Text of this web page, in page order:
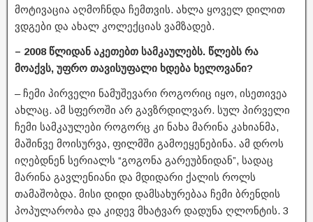
მოტივაცია აღმოჩნდა ჩემთვის. ახლა ყოველ დილით
ვდგები და ახალ კოლექციას ვამზადებ.
– 2008 წლიდან აკეთებთ სამკაულებს. წლებს რა
მოაქვს, უფრო თავისუფალი ხდება ხელოვანი?
– ჩემი პირველი ნამუშევარი როგორიც იყო, ისეთივეა
ახლაც. ამ სფეროში არ გავზრდილვარ. სულ პირველი
ჩემი სამკაულები როგორც კი ნახა მარინა კახიანმა,
მაშინვე მოისურვა, ფილმში გამოეყენებინა. ამ დროს
იღებდნენ სერიალს “გოგონა გარეუბნიდან”, სადაც
მარინა გავლენიანი და მდიდარი ქალის როლს
თამაშობდა. მისი დიდი დამსახურებაა ჩემი ბრენდის
პოპულარობა და კიდევ მხატვარ დადუნა ღლონტის. 3